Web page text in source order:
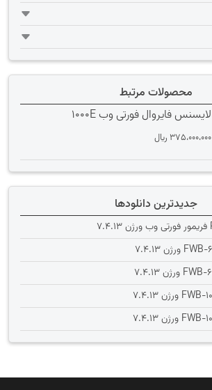
محصولات مرتبط
لایسنس فایروال فورتی وب 1000E
375،000،000 ﷼
جدیدترین دانلودها